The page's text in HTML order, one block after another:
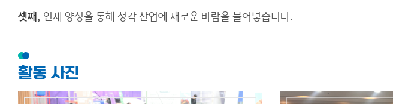
셋째, 인재 양성을 통해 청각 산업에 새로운 바람을 불어넣습니다.
활동 사진